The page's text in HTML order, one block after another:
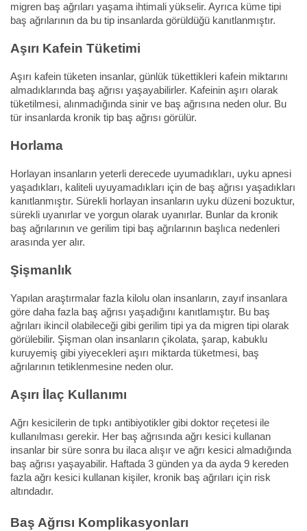
migren baş ağrıları yaşama ihtimali yükselir. Ayrıca küme tipi
baş ağrılarının da bu tip insanlarda görüldüğü kanıtlanmıştır.
Aşırı Kafein Tüketimi
Aşırı kafein tüketen insanlar, günlük tükettikleri kafein miktarını
almadıklarında baş ağrısı yaşayabilirler. Kafeinin aşırı olarak
tüketilmesi, alınmadığında sinir ve baş ağrısına neden olur. Bu
tür insanlarda kronik tip baş ağrısı görülür.
Horlama
Horlayan insanların yeterli derecede uyumadıkları, uyku apnesi
yaşadıkları, kaliteli uyuyamadıkları için de baş ağrısı yaşadıkları
kanıtlanmıştır. Sürekli horlayan insanların uyku düzeni bozuktur,
sürekli uyanırlar ve yorgun olarak uyanırlar. Bunlar da kronik
baş ağrılarının ve gerilim tipi baş ağrılarının başlıca nedenleri
arasında yer alır.
Şişmanlık
Yapılan araştırmalar fazla kilolu olan insanların, zayıf insanlara
göre daha fazla baş ağrısı yaşadığını kanıtlamıştır. Bu baş
ağrıları ikincil olabileceği gibi gerilim tipi ya da migren tipi olarak
görülebilir. Şişman olan insanların çikolata, şarap, kabuklu
kuruyemiş gibi yiyecekleri aşırı miktarda tüketmesi, baş
ağrılarının tetiklenmesine neden olur.
Aşırı İlaç Kullanımı
Ağrı kesicilerin de tıpkı antibiyotikler gibi doktor reçetesi ile
kullanılması gerekir. Her baş ağrısında ağrı kesici kullanan
insanlar bir süre sonra bu ilaca alışır ve ağrı kesici almadığında
baş ağrısı yaşayabilir. Haftada 3 günden ya da ayda 9 kereden
fazla ağrı kesici kullanan kişiler, kronik baş ağrıları için risk
altındadır.
Baş Ağrısı Komplikasyonları